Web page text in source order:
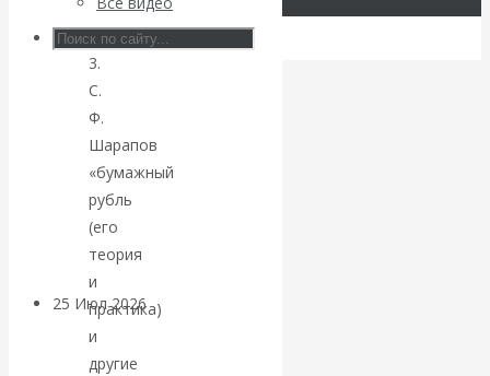
Валентин
КАтасонов.
Может ли
Америка
покинуть НАТО?
25 Июл 2026Комментарии,
интервью и беседы
книга
3.
С.
Ф.
Шарапов
«бумажный
рубль
(его
теория
и
практика)
и
другие